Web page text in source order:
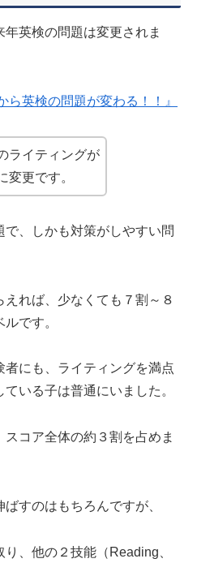
英検の問題は変更されま
ら英検の問題が変わる！！』
ライティングが
変更です。
、しかも対策がしやすい問
れば、少なくても７割～８
です。
にも、ライティングを満点
いる子は普通にいました。
コア全体の約３割を占めま
すのはもちろんですが、
、他の２技能（Reading、